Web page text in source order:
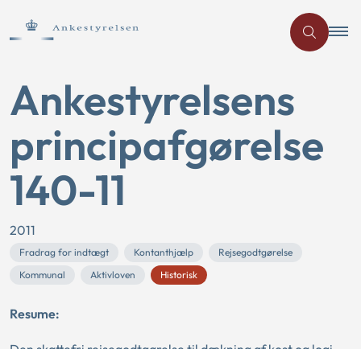
Ankestyrelsens
principafgørelse
140-11
2011
Fradrag for indtægt Kontanthjælp
Rejsegodtgørelse
Kommunal
Aktivloven Historisk
Resume: